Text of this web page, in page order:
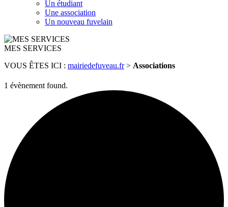
Un étudiant
Une association
Un nouveau fuvelain
MES SERVICES
VOUS ÊTES ICI : mairiedefuveau.fr> Associations
1 évènement found.